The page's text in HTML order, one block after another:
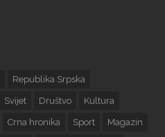
Republika Srpska
Svijet Društvo Kultura
Crna hronika Sport Magazin